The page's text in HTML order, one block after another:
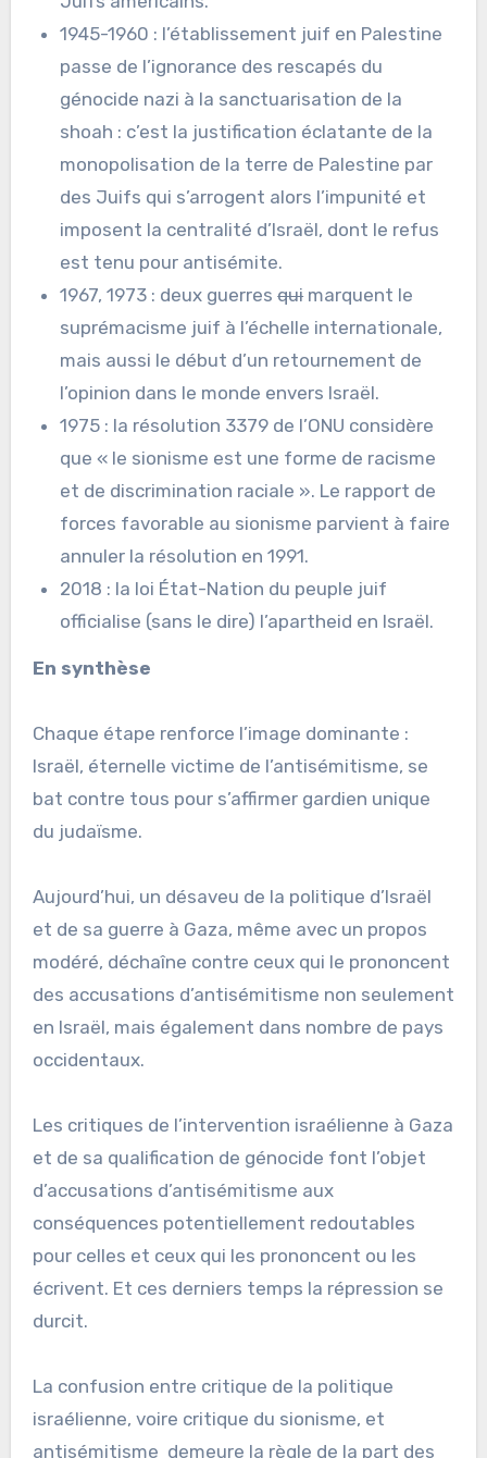
1945-1960 : l’établissement juif en Palestine
passe de l’ignorance des rescapés du
génocide nazi à la sanctuarisation de la
shoah : c’est la justification éclatante de la
monopolisation de la terre de Palestine par
des Juifs qui s’arrogent alors l’impunité et
imposent la centralité d’Israël, dont le refus
est tenu pour antisémite.
1967, 1973 : deux guerresquimarquent le
suprémacisme juif à l’échelle internationale,
mais aussi le début d’un retournement de
l’opinion dans le monde envers Israël.
1975 : la résolution 3379 de l’ONU considère
que « le sionisme est une forme de racisme
et de discrimination raciale ». Le rapport de
forces favorable au sionisme parvient à faire
annuler la résolution en 1991.
2018 : la loi État-Nation du peuple juif
officialise (sans le dire) l’apartheid en Israël.
En synthèse
Chaque étape renforce l’image dominante :
Israël, éternelle victime de l’antisémitisme, se
bat contre tous pour s’affirmer gardien unique
du judaïsme.
Aujourd’hui, un désaveu de la politique d’Israël
et de sa guerre à Gaza, même avec un propos
modéré, déchaîne contre ceux qui le prononcent
des accusations d’antisémitisme non seulement
en Israël, mais également dans nombre de pays
occidentaux.
Les critiques de l’intervention israélienne à Gaza
et de sa qualification de génocide font l’objet
d’accusations d’antisémitisme aux
conséquences potentiellement redoutables
pour celles et ceux qui les prononcent ou les
écrivent. Et ces derniers temps la répression se
durcit.
La confusion entre critique de la politique
israélienne, voire critique du sionisme, et
antisémitisme demeure la règle de la part des